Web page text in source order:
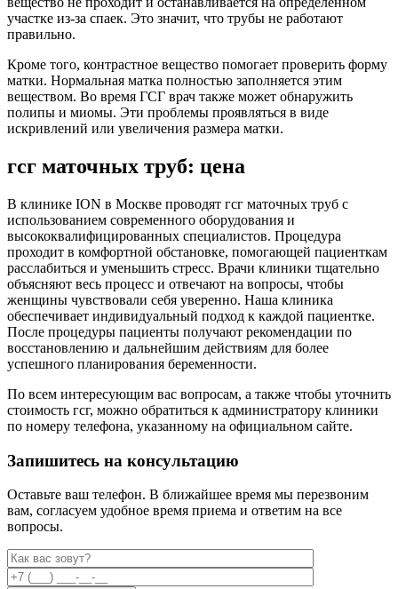
участке из-за спаек. Это значит, что трубы не работают
правильно.
Кроме того, контрастное вещество помогает проверить форму
матки. Нормальная матка полностью заполняется этим
веществом. Во время ГСГ врач также может обнаружить
полипы и миомы. Эти проблемы проявляться в виде
искривлений или увеличения размера матки.
гсг маточных труб: цена
В клинике ION в Москве проводят гсг маточных труб с
использованием современного оборудования и
высококвалифицированных специалистов. Процедура
проходит в комфортной обстановке, помогающей пациенткам
расслабиться и уменьшить стресс. Врачи клиники тщательно
объясняют весь процесс и отвечают на вопросы, чтобы
женщины чувствовали себя уверенно. Наша клиника
обеспечивает индивидуальный подход к каждой пациентке.
После процедуры пациенты получают рекомендации по
восстановлению и дальнейшим действиям для более
успешного планирования беременности.
По всем интересующим вас вопросам, а также чтобы уточнить
стоимость гсг, можно обратиться к администратору клиники
по номеру телефона, указанному на официальном сайте.
Запишитесь на консультацию
Оставьте ваш телефон. В ближайшее время мы перезвоним
вам, согласуем удобное время приема и ответим на все
вопросы.